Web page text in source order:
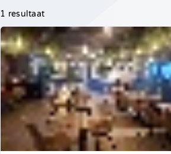
1 resultaat